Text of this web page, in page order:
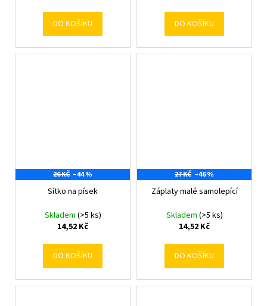
DO KOŠÍKU DO KOŠÍKU
26 KČ –44 %
Sítko na písek
Skladem (>5 ks)
14,52 Kč
DO KOŠÍKU
27 KČ –46 %
Záplaty malé samolepící
Skladem (>5 ks)
14,52 Kč
DO KOŠÍKU